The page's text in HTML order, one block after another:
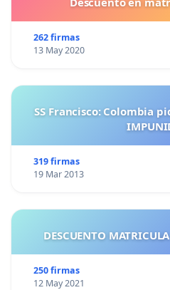
262 firmas
13 May 2020
SS Francisco: Colombia
319 firmas
19 Mar 2013
250 firmas
12 May 2021